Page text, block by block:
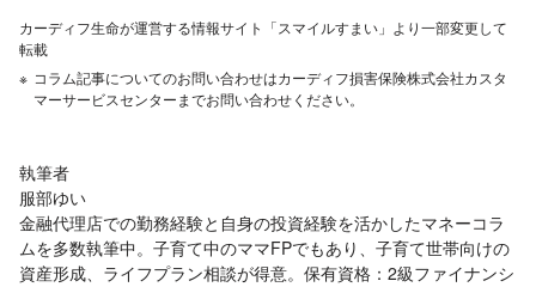
カーディフ生命が運営する情報サイト「スマイルすまい」より一部変更して
転載
※ コラム記事についてのお問い合わせはカーディフ損害保険株式会社カスタ
マーサービスセンターまでお問い合わせください。
執筆者
服部ゆい
金融代理店での勤務経験と自身の投資経験を活かしたマネーコラ
ムを多数執筆中。子育て中のママFPでもあり、子育て世帯向けの
資産形成、ライフプラン相談が得意。保有資格：2級ファイナンシ